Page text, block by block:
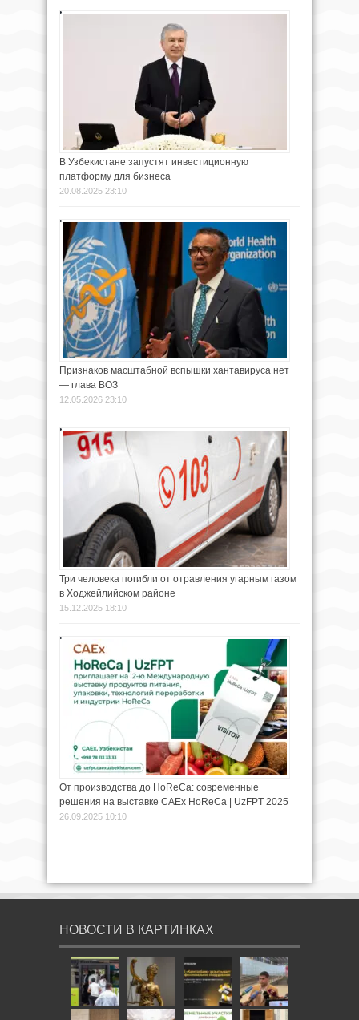
В Узбекистане запустят инвестиционную
платформу для бизнеса
20.08.2025 23:10
Признаков масштабной вспышки хантавируса нет
— глава ВОЗ
12.05.2026 23:10
Три человека погибли от отравления угарным газом
в Ходжейлийском районе
15.12.2025 18:10
От производства до HoReCa: современные
решения на выставке CAEx HoReCa | UzFPT 2025
26.09.2025 10:10
НОВОСТИ В КАРТИНКАХ